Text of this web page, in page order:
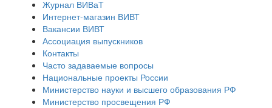
Журнал ВИВаТ
Интернет-магазин ВИВТ
Вакансии ВИВТ
Ассоциация выпускников
Контакты
Часто задаваемые вопросы
Национальные проекты России
Министерство науки и высшего образования РФ
Министерство просвещения РФ